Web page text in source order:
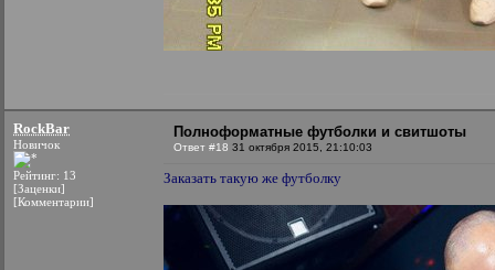
RockBar
Новичок
Рейтинг: 13
[Заценки]
[Комментарии]
Полноформатные футболки и свитшоты
Ответ #18 31 октября 2015, 21:10:03
Заказать такую же футболку